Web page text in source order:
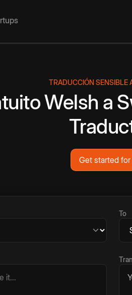
TRADUCCIÓN SENSIBLE
Welsh a
Get started
To